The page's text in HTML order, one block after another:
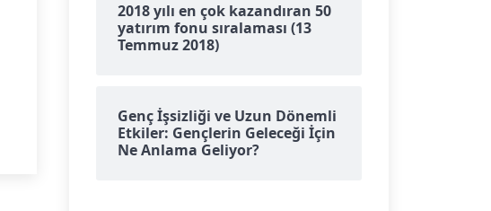
2018 yılı en çok kazandıran 50
yatırım fonu sıralaması (13
Temmuz 2018)
Genç İşsizliği ve Uzun Dönemli
Etkiler: Gençlerin Geleceği İçin
Ne Anlama Geliyor?